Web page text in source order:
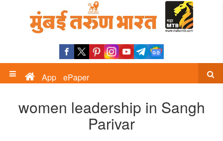
App ePaper
women leadership in Sangh
Parivar